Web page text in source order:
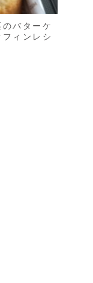
のバターケ
ィンレシ